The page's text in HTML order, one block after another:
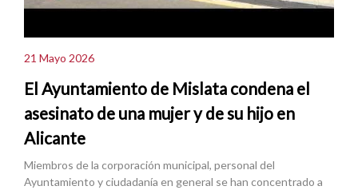
21 Mayo 2026
El Ayuntamiento de Mislata condena el
asesinato de una mujer y de su hijo en
Alicante
Miembros de la corporación municipal, personal del
Ayuntamiento y ciudadanía en general se han concentrado a